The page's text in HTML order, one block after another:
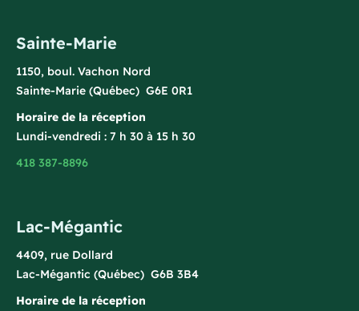
Sainte-Marie
1150, boul. Vachon Nord
Sainte-Marie (Québec) G6E 0R1
Horaire de la réception
Lundi-vendredi : 7 h 30 à 15 h 30
418 387-8896
Lac-Mégantic
4409, rue Dollard
Lac-Mégantic (Québec) G6B 3B4
Horaire de la réception